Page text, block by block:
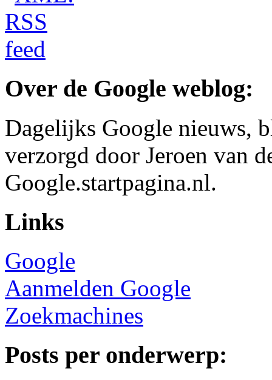
Over de Google weblog:
Dagelijks Google nieuws,
verzorgd door Jeroen van
Google.startpagina.nl.
Links
Google
Aanmelden Google
Zoekmachines
Posts per onderwerp: